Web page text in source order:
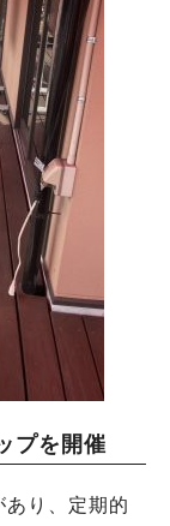
プを開催
り、定期的